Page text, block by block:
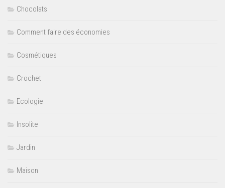
Chocolats
Comment faire des économies
Cosmétiques
Crochet
Ecologie
Insolite
Jardin
Maison